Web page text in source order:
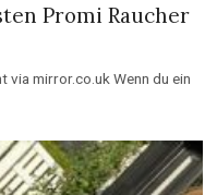
Promi Raucher
via mirror.co.uk Wenn du ein